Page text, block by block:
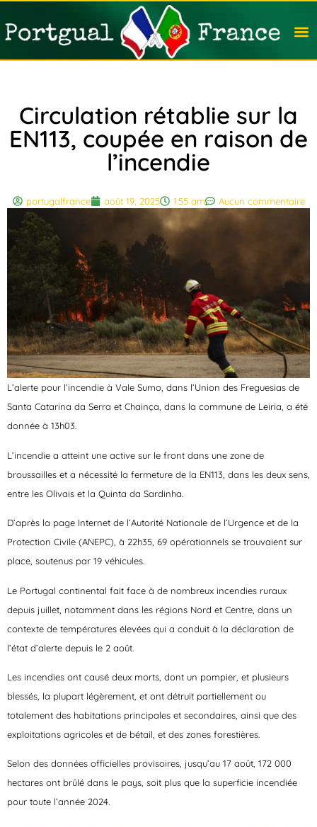
Circulation rétablie sur la
EN113, coupée en raison de
l’incendie
portugalfrance août 19, 2025 1:55 am Aucun commentaire
L’alerte pour l’incendie à Vale Sumo, dans l’Union des Freguesias de
Santa Catarina da Serra et Chainça, dans la commune de Leiria, a été
donnée à 13h03.
L’incendie a atteint une active sur le front dans une zone de
broussailles et a nécessité la fermeture de la EN113, dans les deux sens,
entre les Olivais et la Quinta da Sardinha.
D’après la page Internet de l’Autorité Nationale de l’Urgence et de la
Protection Civile (ANEPC), à 22h35, 69 opérationnels se trouvaient sur
place, soutenus par 19 véhicules.
Le Portugal continental fait face à de nombreux incendies ruraux
depuis juillet, notamment dans les régions Nord et Centre, dans un
contexte de températures élevées qui a conduit à la déclaration de
l’état d’alerte depuis le 2 août.
Les incendies ont causé deux morts, dont un pompier, et plusieurs
blessés, la plupart légèrement, et ont détruit partiellement ou
totalement des habitations principales et secondaires, ainsi que des
exploitations agricoles et de bétail, et des zones forestières.
Selon des données officielles provisoires, jusqu’au 17 août, 172 000
hectares ont brûlé dans le pays, soit plus que la superficie incendiée
pour toute l’année 2024.